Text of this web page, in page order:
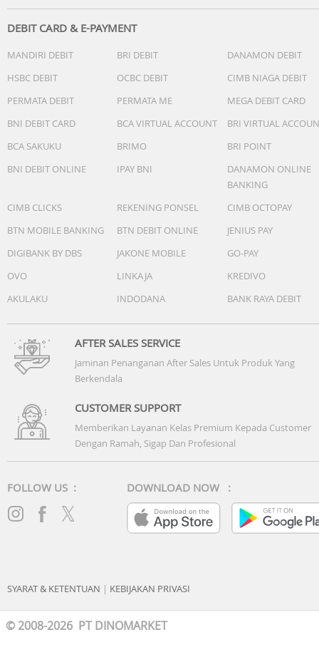
DEBIT CARD & E-PAYMENT
MANDIRI DEBIT BRI DEBIT
DANAMON DEBIT
HSBC DEBIT
OCBC DEBIT
CIMB NIAGA DEBIT
PERMATA DEBIT
PERMATA ME
MEGA DEBIT CARD
BNI DEBIT CARD
BCA VIRTUAL ACCOUNT
BRI VIRTUAL
BCA SAKUKU
BRIMO
BRI POINT
BNI DEBIT ONLINE
IPAY BNI
DANAMON ONLINE
BANKING
CIMB CLICKS
REKENING PONSEL
CIMB OCTOPAY
BTN MOBILE BANKING
BTN DEBIT ONLINE
JENIUS PAY
DIGIBANK BY DBS
JAKONE MOBILE
GO-PAY
OVO
LINKAJA
KREDIVO
AKULAKU
INDODANA BANK RAYA DEBIT
AFTER SALES SERVICE
Jaminan Penanganan After Sales Untuk Produk Yang
Berkendala
CUSTOMER SUPPORT
Memberikan Layanan Kelas Premium Kepada Customer
Dengan Ramah, Sigap Dan Profesional
FOLLOW US : DOWNLOAD NOW :
SYARAT & KETENTUAN | KEBIJAKAN PRIVASI
© 2008-2026 PT DINOMARKET